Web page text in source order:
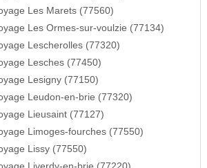
Les Marets (77560)
Les Ormes-sur-voulzie (77134)
Lescherolles (77320)
Lesches (77450)
Lesigny (77150)
Leudon-en-brie (77320)
Lieusaint (77127)
Limoges-fourches (77550)
Lissy (77550)